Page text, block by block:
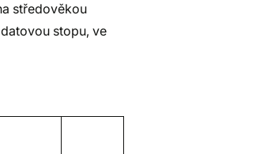
středověkou
stopu, ve